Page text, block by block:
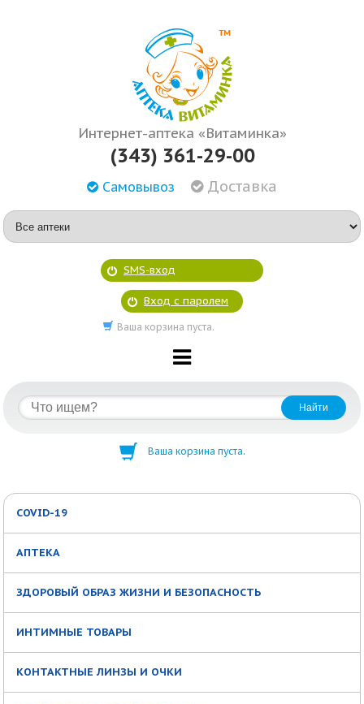
Интернет-аптека «Витаминка»
(343) 361-29-00
Самовывоз Доставка
SMS-вход
Вход с паролем
Ваша корзина пуста.
Ваша корзина пуста.
COVID-19
АПТЕКА
ЗДОРОВЫЙ ОБРАЗ ЖИЗНИ И БЕЗОПАСНОСТЬ
ИНТИМНЫЕ ТОВАРЫ
КОНТАКТНЫЕ ЛИНЗЫ И ОЧКИ